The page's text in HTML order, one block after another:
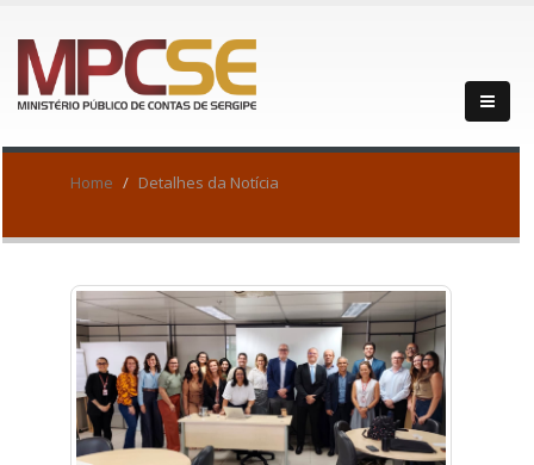
Home Detalhes da Notícia